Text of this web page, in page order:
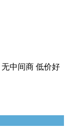
无中间商 低价好